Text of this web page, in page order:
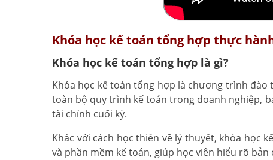
Khóa học kế toán tổng hợp thực
Khóa học kế toán tổng hợp là gì?
Khóa học kế toán tổng hợp là chương trình
toàn bộ quy trình kế toán trong doanh nghiệp,
tài chính cuối kỳ.
Khác với cách học thiên về lý thuyết, khóa
và phần mềm kế toán, giúp học viên hiểu rõ